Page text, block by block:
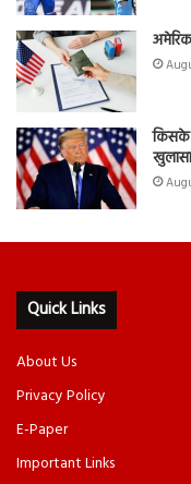
किसके
खुलासा
Quick Links
About Us
Privacy Policy
E-Paper
Important Links